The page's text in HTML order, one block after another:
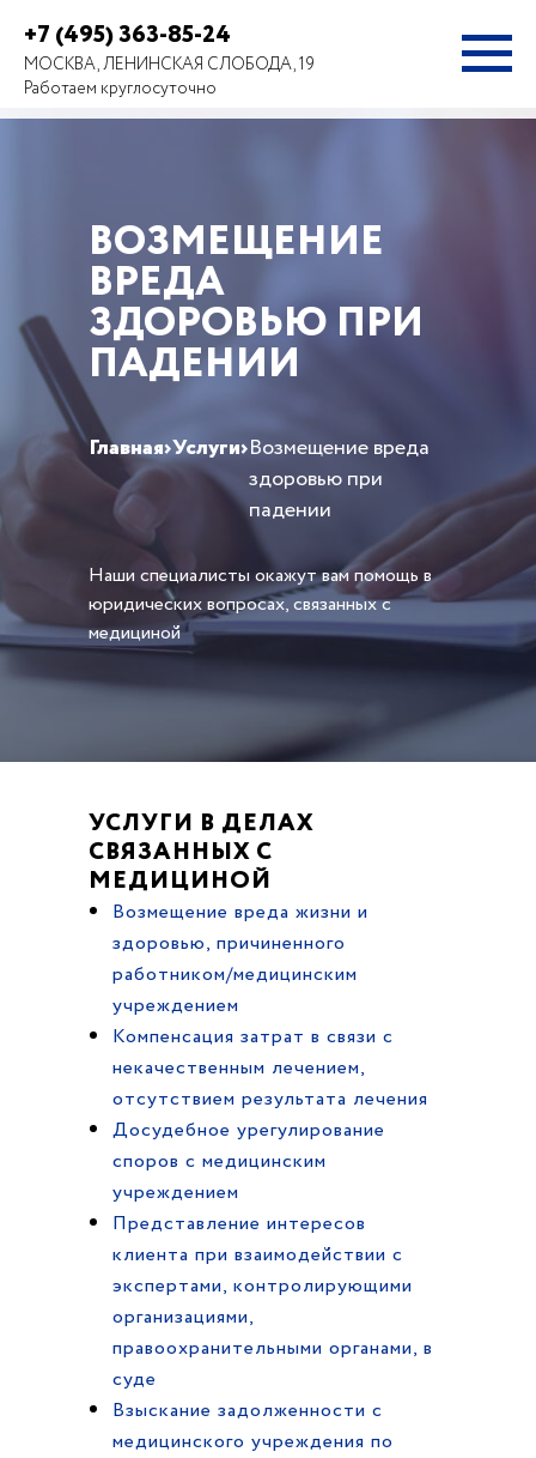
+7 (495) 363-85-24
МОСКВА, ЛЕНИНСКАЯ СЛОБОДА, 19
Работаем круглосуточно
ВОЗМЕЩЕНИЕ
ВРЕДА
ЗДОРОВЬЮ ПРИ
ПАДЕНИИ
Главная›Услуги›Возмещение вреда
здоровью при
падении
Наши специалисты окажут вам помощь в
юридических вопросах, связанных с
медициной
УСЛУГИ В ДЕЛАХ
СВЯЗАННЫХ С
МЕДИЦИНОЙ
Возмещение вреда жизни и
здоровью, причиненного
работником/медицинским
учреждением
Компенсация затрат в связи с
некачественным лечением,
отсутствием результата лечения
Досудебное урегулирование
споров с медицинским
учреждением
Представление интересов
клиента при взаимодействии с
экспертами, контролирующими
организациями,
правоохранительными органами, в
суде
Взыскание задолженности с
медицинского учреждения по